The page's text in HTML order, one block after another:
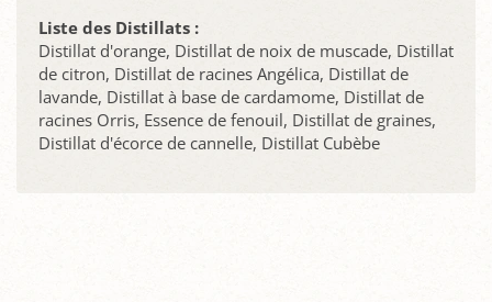
Liste des Distillats :
Distillat d'orange, Distillat de noix de muscade, Distillat
de citron, Distillat de racines Angélica, Distillat de
lavande, Distillat à base de cardamome, Distillat de
racines Orris, Essence de fenouil, Distillat de graines,
Distillat d'écorce de cannelle, Distillat Cubèbe